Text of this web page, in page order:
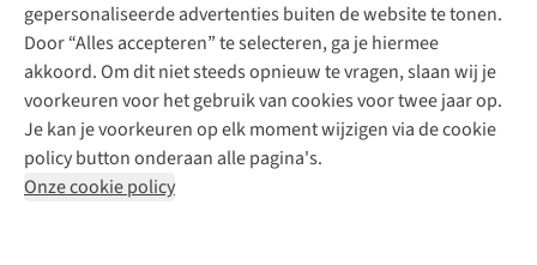
gepersonaliseerde advertenties buiten de website te tonen.
Door “Alles accepteren” te selecteren, ga je hiermee
akkoord. Om dit niet steeds opnieuw te vragen, slaan wij je
voorkeuren voor het gebruik van cookies voor twee jaar op.
Je kan je voorkeuren op elk moment wijzigen via de cookie
policy button onderaan alle pagina's.
Onze cookie policy
Disclaimer Privacy Policy
Algemene voorwaarden
Cookie Policy